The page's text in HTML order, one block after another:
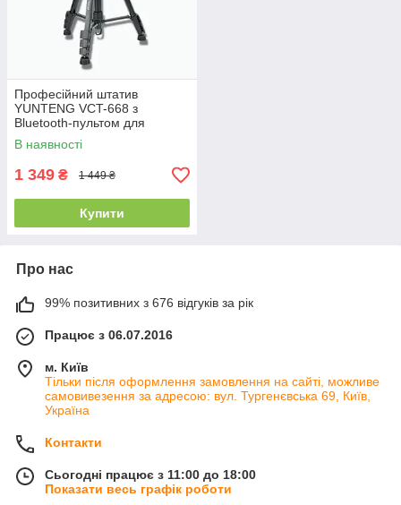
Професійний штатив
YUNTENG VCT-668 з
Bluetooth-пультом для
камери та телефону
В наявності
1 349 ₴ 1 449 ₴
Купити
Про нас
99% позитивних з 676 відгуків за рік
Працює з 06.07.2016
м. Київ
Тільки після оформлення замовлення на сайті, можливе
самовивезення за адресою: вул. Тургенєвська 69, Київ,
Україна
Контакти
Сьогодні працює з 11:00 до 18:00
Показати весь графік роботи